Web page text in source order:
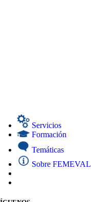
Servicios
Formación
Temáticas
Sobre FEMEVAL